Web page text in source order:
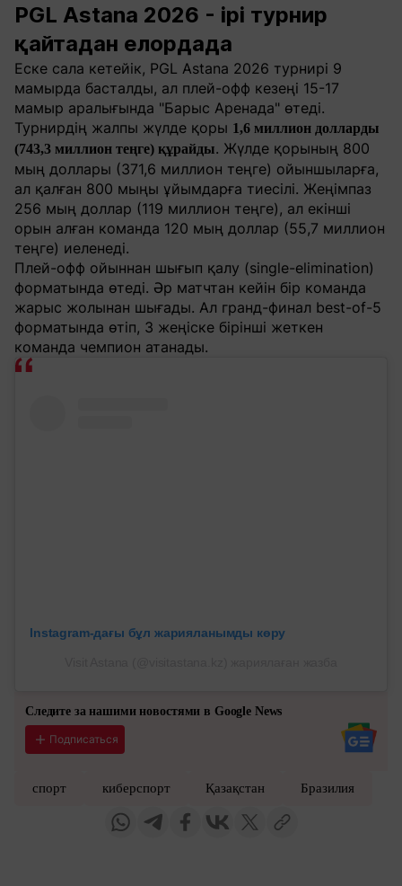
PGL Astana 2026 - ірі турнир
қайтадан елордада
Еске сала кетейік, PGL Astana 2026 турнирі 9
мамырда басталды, ал плей-офф кезеңі 15-17
мамыр аралығында "Барыс Аренада" өтеді.
Турнирдің жалпы жүлде қоры 1,6 миллион долларды
(743,3 миллион теңге) құрайды. Жүлде қорының 800
мың доллары (371,6 миллион теңге) ойыншыларға,
ал қалған 800 мыңы ұйымдарға тиесілі. Жеңімпаз
256 мың доллар (119 миллион теңге), ал екінші
орын алған команда 120 мың доллар (55,7 миллион
теңге) иеленеді.
Плей-офф ойыннан шығып қалу (single-elimination)
форматында өтеді. Әр матчтан кейін бір команда
жарыс жолынан шығады. Ал гранд-финал best-of-5
форматында өтіп, 3 жеңіске бірінші жеткен
команда чемпион атанады.
Instagram-дағы бұл жарияланымды көру
Следите за нашими новостями в Google News
Подписаться
спорт киберспорт Қазақстан Бразилия